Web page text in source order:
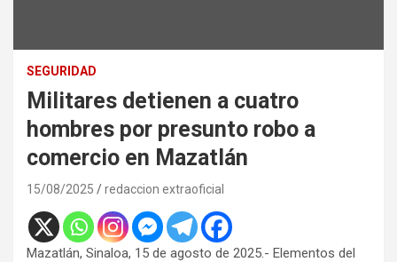
SEGURIDAD
Militares detienen a cuatro
hombres por presunto robo a
comercio en Mazatlán
15/08/2025 redaccion extraoficial
Mazatlán, Sinaloa, 15 de agosto de 2025.- Elementos del